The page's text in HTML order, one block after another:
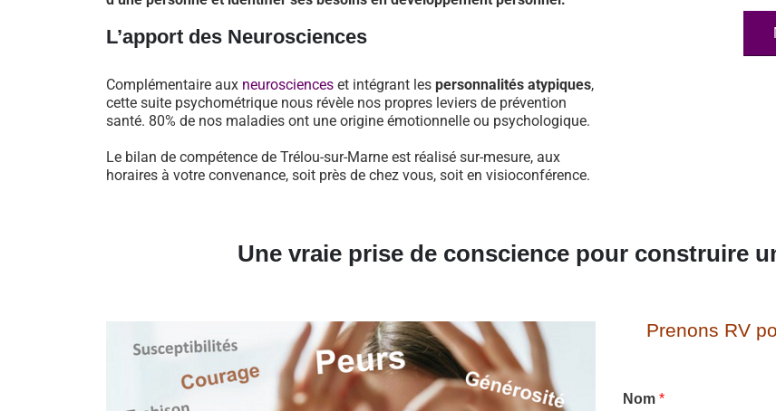
L’apport des Neurosciences
Complémentaire aux neurosciences et intégrant les personnalités atypiques,
cette suite psychométrique nous révèle nos propres leviers de prévention
santé. 80% de nos maladies ont une origine émotionnelle ou psychologique.
Le bilan de compétence de Trélou-sur-Marne est réalisé sur-mesure, aux
horaires à votre convenance, soit près de chez vous, soit en visioconférence.
Une vraie prise de conscience pour construire
Prenons RV
Nom *